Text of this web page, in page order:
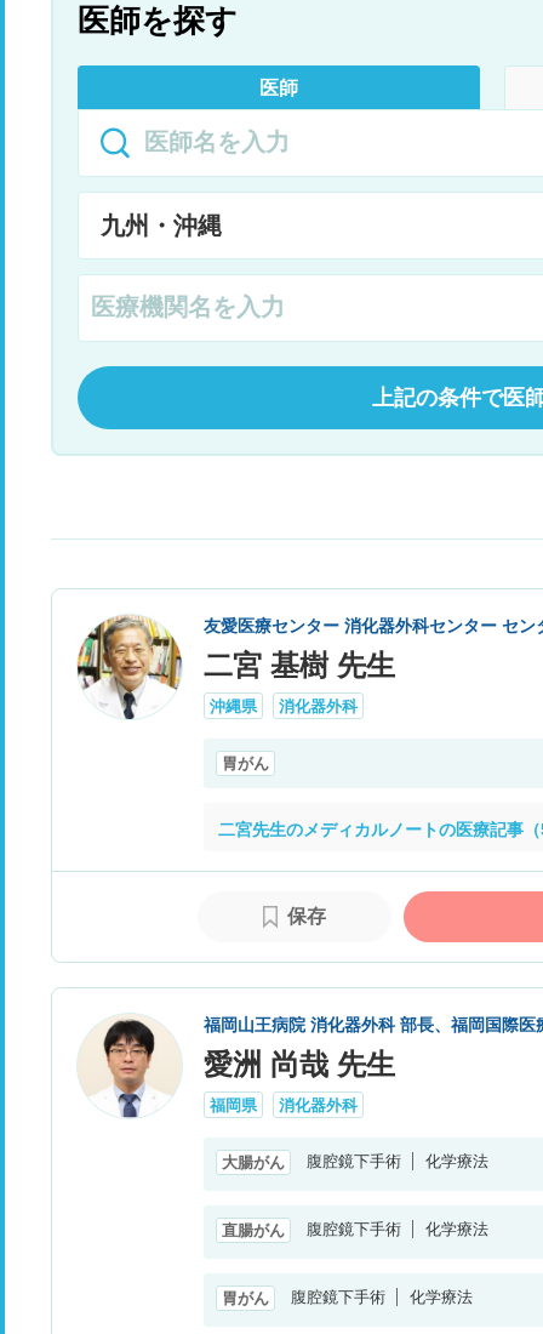
医師を探す
医師
上記の条件で医
友愛医療センター 消化器外科センター セン
二宮 基樹 先生
沖縄県 消化器外科
胃がん
二宮先生のメディカルノートの医療記事
保存
福岡山王病院 消化器外科 部長、福岡国際医
愛洲 尚哉 先生
福岡県 消化器外科
大腸がん 腹腔鏡下手術 化学療法
直腸がん 腹腔鏡下手術 化学療法
胃がん 腹腔鏡下手術 化学療法